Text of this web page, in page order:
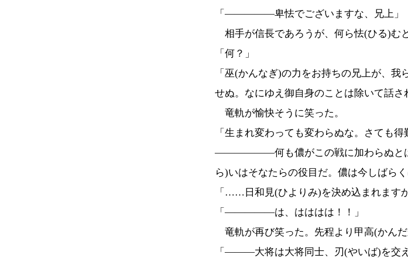
「―――――卑怯でございますな、兄上」
相手が信長であろうが、何ら怯(ひる)む
「何？」
「巫(かんなぎ)の力をお持ちの兄上が、我
せぬ。なにゆえ御自身のことは除いて話さ
竜軌が愉快そうに笑った。
「生まれ変わっても変わらぬな。さても
――――――何も儂がこの戦に加わらぬとは
ら)いはそなたらの役目だ。儂は今しばら
「……日和見(ひよりみ)を決め込まれますか
「―――――は、はははは！！」
竜軌が再び笑った。先程より甲高(かんだ
「―――大将は大将同士、刃(やいば)を交